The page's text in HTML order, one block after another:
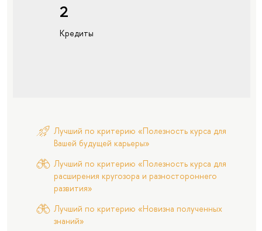
2
Кредиты
Лучший по критерию «Полезность курса для
Вашей будущей карьеры»
Лучший по критерию «Полезность курса для
расширения кругозора и разностороннего
развития»
Лучший по критерию «Новизна полученных
знаний»